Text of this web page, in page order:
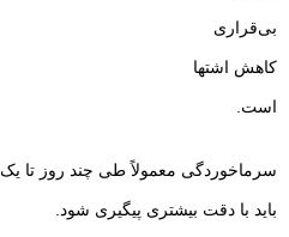
بی‌قراری
کاهش اشتها
است.
سرماخوردگی معمولاً طی چند روز تا یک
باید با دقت بیشتری پیگیری شود.